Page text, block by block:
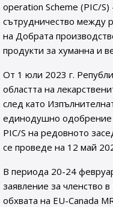
operation Scheme (PIC/
сътрудничество между
на Добрата
продукти за хуманна и
От 1 юли 2023 г.
областта на
след като
единодушно одобрение
PIC/S на редовното
се проведе на 12 май
В периода 20-24
заявление за членство
обхвата на EU-Canada